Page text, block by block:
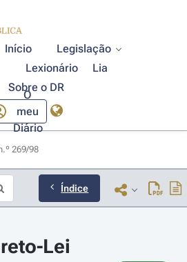
Início
Legislação
Lexionário
Lia
Sobre o DR
O
meu
Diário
269/98
Índice
Lei